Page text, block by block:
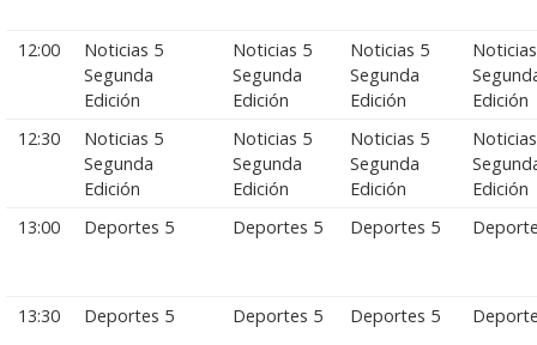
12:00
Noticias 5
Segunda
Edición
Noticias 5
Segunda
Edición
Noticias 5
Segunda
Edición
Edición
12:30
Noticias 5
Segunda
Edición
Noticias 5
Segunda
Edición
Noticias 5
Segunda
Edición
Edición
13:00
Deportes 5 Deportes 5 Deportes 5
13:30 Deportes 5 Deportes 5 Deportes 5